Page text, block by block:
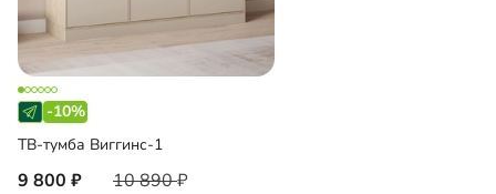
-10%
ТВ-тумба Виггинс-1
9 800 10 890